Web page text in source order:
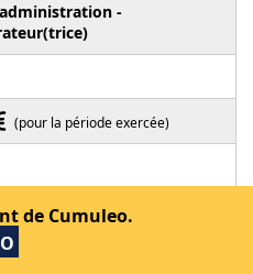
-
(pour la période exercée)
-
de Cumuleo.